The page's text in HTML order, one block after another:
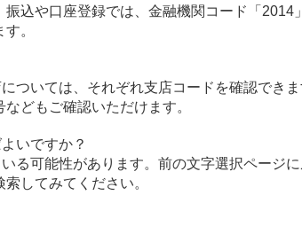
込や口座登録では、金融機関コード「2014
。
ついては、それぞれ支店コードを確認でき
どもご確認いただけます。
いですか？
る可能性があります。前の文字選択ページに
してみてください。